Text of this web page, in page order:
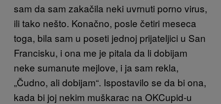
sam da sam zakačila neki uvrnuti porno virus,
ili tako nešto. Konačno, posle četiri meseca
toga, bila sam u poseti jednoj prijateljici u San
Francisku, i ona me je pitala da li dobijam
neke sumanute mejlove, i ja sam rekla,
„Čudno, ali dobijam“. Ispostavilo se da bi ona,
kada bi joj nekim muškarac na OKCupid-u